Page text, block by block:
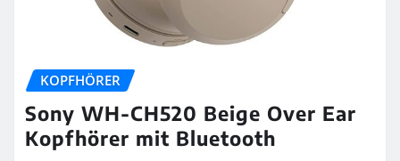
KOPFHÖRER
Sony WH-CH520 Beige Over Ear
Kopfhörer mit Bluetooth